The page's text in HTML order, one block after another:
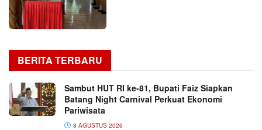
BERITA TERBARU
Sambut HUT RI ke-81, Bupati Faiz Siapkan
Batang Night Carnival Perkuat Ekonomi
Pariwisata
8 AGUSTUS 2026